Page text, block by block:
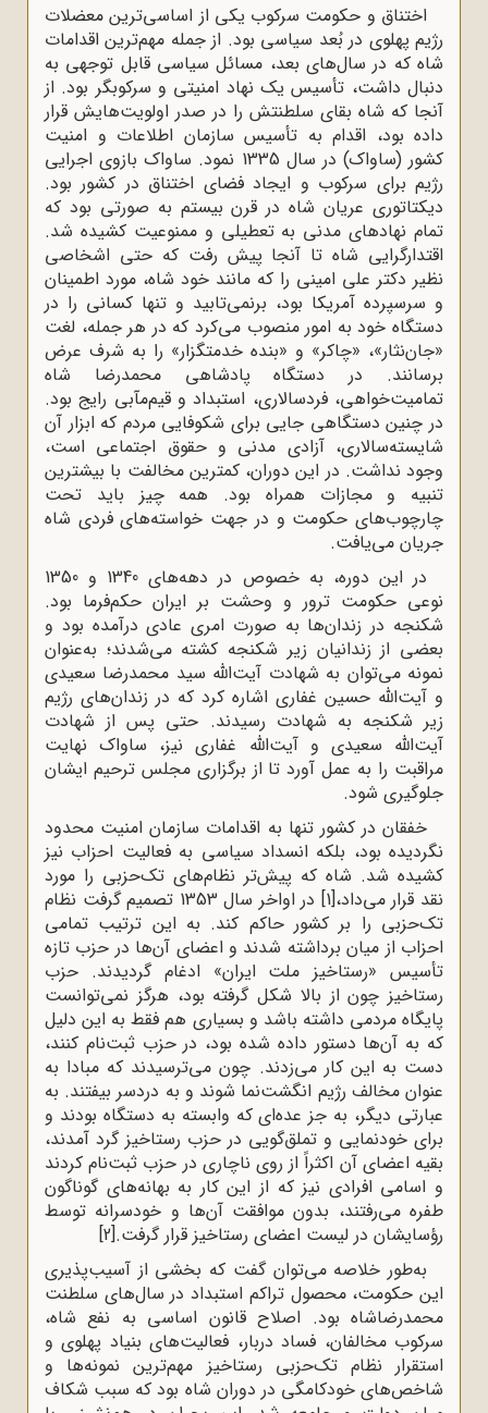
اختناق و حکومت سرکوب یکی از اساسی‌ترین معضلات
رژیم پهلوی در بُعد سیاسی بود. از جمله مهم‌ترین اقدامات
شاه که در سال‌های بعد، مسائل سیاسی قابل توجهی به
دنبال داشت، تأسیس یک نهاد امنیتی و سرکوبگر بود. از
آنجا که شاه بقای سلطنتش را در صدر اولویت‌هایش قرار
داده بود، اقدام به تأسیس سازمان اطلاعات و امنیت
کشور (ساواک) در سال 1335 نمود. ساواک بازوی اجرایی
رژیم برای سرکوب و ایجاد فضای اختناق در کشور بود.
دیکتاتوری عریان شاه در قرن بیستم به صورتی بود که
تمام نهادهای مدنی به تعطیلی و ممنوعیت کشیده شد.
اقتدارگرایی شاه تا آنجا پیش رفت که حتی اشخاصی
نظیر دکتر علی امینی را که مانند خود شاه، مورد اطمینان
و سرسپرده آمریکا بود، برنمی‌تابید و تنها کسانی را در
دستگاه خود به امور منصوب می‌کرد که در هر جمله، لغت
«جان‌نثار»، «چاکر» و «بنده خدمتگزار» را به شرف عرض
برسانند. در دستگاه پادشاهی محمدرضا شاه
تمامیت‌خواهی، فردسالاری، استبداد و قیم‌مآبی رایج بود.
در چنین دستگاهی جایی برای شکوفایی مردم که ابزار آن
شایسته‌سالاری، آزادی مدنی و حقوق اجتماعی است،
وجود نداشت. در این دوران، کمترین مخالفت با بیشترین
تنبیه و مجازات همراه بود. همه‌ چیز باید تحت
چارچوب‌های حکومت و در جهت خواسته‌های فردی شاه
جریان می‌یافت.
در این دوره، به ‌خصوص در دهه‌های 1340 و 1350
نوعی حکومت ترور و وحشت بر ایران حکم‌فرما بود.
شکنجه در زندان‌ها به ‌صورت امری عادی درآمده بود و
بعضی از زندانیان زیر شکنجه کشته می‌شدند؛ به‌عنوان
نمونه‌ می‌توان به شهادت آیت‌الله سید محمدرضا سعیدی
و آیت‌الله حسین غفاری اشاره کرد که در زندان‌های رژیم
زیر شکنجه به شهادت رسیدند. حتی پس از شهادت
آیت‌الله سعیدی و آیت‌الله غفاری نیز، ساواک نهایت
مراقبت را به عمل آورد تا از برگزاری مجلس ترحیم ایشان
جلوگیری شود.
خفقان در کشور تنها به اقدامات سازمان امنیت محدود
نگردیده بود، بلکه انسداد سیاسی به فعالیت احزاب نیز
کشیده شد. شاه که پیش‌تر نظام‌های تک‌حزبی را مورد
نقد قرار می‌داد،[1]
در اواخر سال 1353 تصمیم گرفت نظام
تک‌حزبی را بر کشور حاکم کند. به این ترتیب تمامی
احزاب از میان برداشته شدند و اعضای آن‌ها در حزب تازه
‌تأسیس «رستاخیز ملت ایران» ادغام گردیدند. حزب
رستاخیز چون از بالا شکل گرفته بود، هرگز نمی‌توانست
پایگاه مردمی داشته باشد و بسیاری هم فقط به این دلیل
که به آن‌ها دستور داده شده بود، در حزب ثبت‌نام کنند،
دست به این کار می‌زدند. چون می‌ترسیدند که مبادا به‌
عنوان مخالف رژیم انگشت‌نما شوند و به دردسر بیفتند. به
‌عبارتی دیگر، به جز عده‌ای که وابسته به دستگاه بودند و
برای خودنمایی و تملق‌گویی در حزب رستاخیز گرد آمدند،
بقیه اعضای آن اکثراً از روی ناچاری در حزب ثبت‌نام کردند
و اسامی افرادی نیز که از این کار به بهانه‌های گوناگون
طفره می‌‌رفتند، بدون موافقت آن‌ها و خودسرانه توسط
رؤسایشان در لیست اعضای رستاخیز قرار گرفت.[2]
به‌طور خلاصه می‌توان گفت که بخشی از آسیب‌پذیری
این حکومت، محصول تراکم استبداد در سال‌های سلطنت
محمدرضاشاه بود. اصلاح قانون اساسی به نفع شاه،
سرکوب مخالفان، فساد دربار، فعالیت‌های بنیاد پهلوی و
استقرار نظام تک‌حزبی رستاخیز مهم‌ترین نمونه‌ها و
شاخص‌های خودکامگی در دوران شاه بود که سبب شکاف